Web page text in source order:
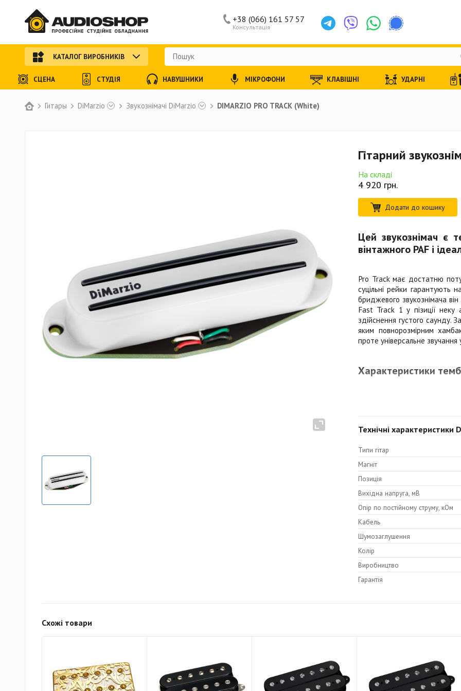
Гитары DiMarzio Звукознімачі DiMarzio DIMARZIO PRO TRACK (White)
Гітарний
На складі
4 920 грн.
Додати до кошику
Цей звукознімач є
вінтажного PAF і
Pro Track має достатню
суцільні рейки гарантують
бриджевого звукознімача
Fast Track 1 у пізиції
здійснення густого саунду.
яким повнорозмірним
проте універсальне звучання
Характеристики
Верхня середина: 5,0
Нижня середина: 5,5
Низькі частоти: 3,0
Технічні характеристики
Типи гітар
Магніт
Позиція
Вихідна напруга, мВ
Опір по постійному струму, кОм
Кабель
Шумозаглушення
Колір
Виробництво
Гарантія
Схожі товари
Консультація
+38 (066) 161 57 57
КАТАЛОГ ВИРОБНИКІВ
СЦЕНА СТУДІЯ НАВУШНИКИ МІКРОФОНИ КЛАВІШНІ УДАРНІ